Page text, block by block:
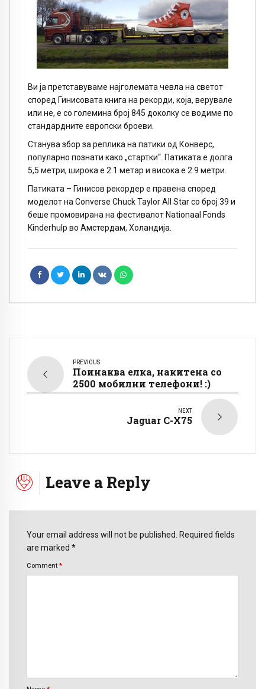
Ви ја претставуваме најголемата чевла на светот
според Гинисовата книга на рекорди, која, верувале
или не, е со големина број 845 доколку се водиме по
стандардните европски броеви.
Станува збор за реплика на патики од Конверс,
популарно познати како „стартки“. Патиката е долга
5,5 метри, широка е 2.1 метар и висока е 2.9 метри.
Патиката – Гинисов рекордер е правена според
моделот на Converse Chuck Taylor All Star со број 39 и
беше промовирана на фестивалот Nationaal Fonds
Kinderhulp во Амстердам, Холандија.
PREVIOUS
Поинаква елка, накитена со
2500 мобилни телефони! :)
NEXT
Jaguar C-X75
Leave a Reply
Your email address will not be published. Required fields
are marked *
Comment *